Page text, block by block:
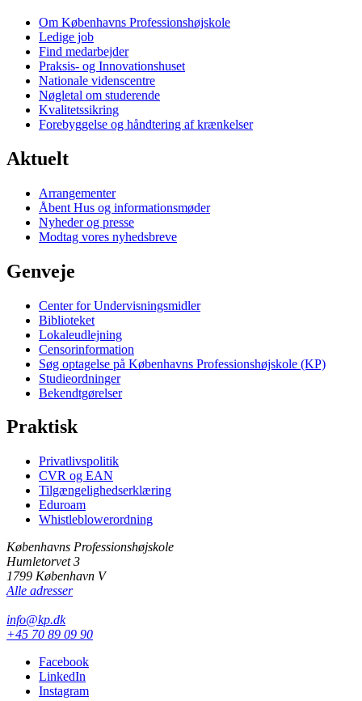
Om Københavns Professionshøjskole
Ledige job
Find medarbejder
Praksis- og Innovationshuset
Nationale videnscentre
Nøgletal om studerende
Kvalitetssikring
Forebyggelse og håndtering af krænkelser
Aktuelt
Arrangementer
Åbent Hus og informationsmøder
Nyheder og presse
Modtag vores nyhedsbreve
Genveje
Center for Undervisningsmidler
Biblioteket
Lokaleudlejning
Censorinformation
Søg optagelse på Københavns Professionshøjskole (KP)
Studieordninger
Bekendtgørelser
Praktisk
Privatlivspolitik
CVR og EAN
Tilgængelighedserklæring
Eduroam
Whistleblowerordning
Københavns Professionshøjskole
Humletorvet 3
1799 København V
Alle adresser
info@kp.dk
+45 70 89 09 90
Facebook
LinkedIn
Instagram